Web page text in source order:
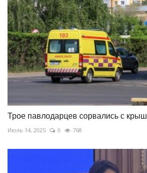
Трое павлодарцев сорвались с крыш
Июль 14, 2025 0 768